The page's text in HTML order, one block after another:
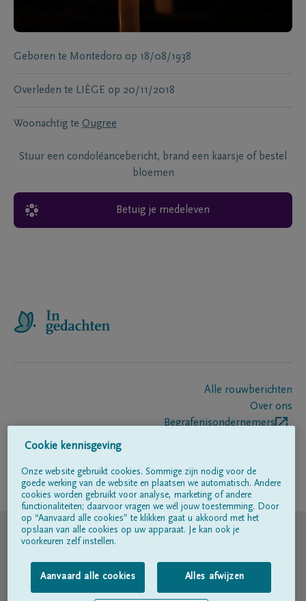
Geboren te Montedoro op 18/08/1938
Overleden te LIÈGE op 20/11/2018
Woonachtig te Ougree
Stuur een condoléancebericht, brand een kaarsje of bestel
bloemen
Betuig je medeleven
Alle rouwberichten
Over ons
Begrafenisondernemers
Volg ons op
© DELA
Gebruiksvoorwaarden
Privacyverklaring
Cookie kennisgeving
Onze website gebruikt cookies. Sommige zijn nodig voor de
goede werking van de website en plaatsen we automatisch. Andere
cookies worden gebruikt voor analyse, marketing of andere
functionaliteiten; daarvoor vragen we wél jouw toestemming. Door
op “Aanvaard alle cookies” te klikken gaat u akkoord met het
opslaan van alle cookies op uw apparaat. Je kan ook je
voorkeuren zelf instellen.
Aanvaard alle cookies Alles afwijzen